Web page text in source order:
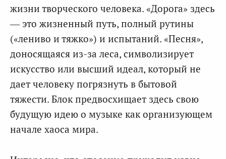
жизни творческого человека. «Дорога» здесь
— это жизненный путь, полный рутины
(«лениво и тяжко») и испытаний. «Песня»,
доносящаяся из-за леса, символизирует
искусство или высший идеал, который не
дает человеку погрязнуть в бытовой
тяжести. Блок предвосхищает здесь свою
будущую идею о музыке как организующем
начале хаоса мира.